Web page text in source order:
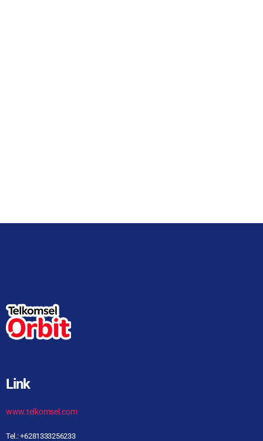
Link
www.telkomsel.com
Tel.: +6281333256233